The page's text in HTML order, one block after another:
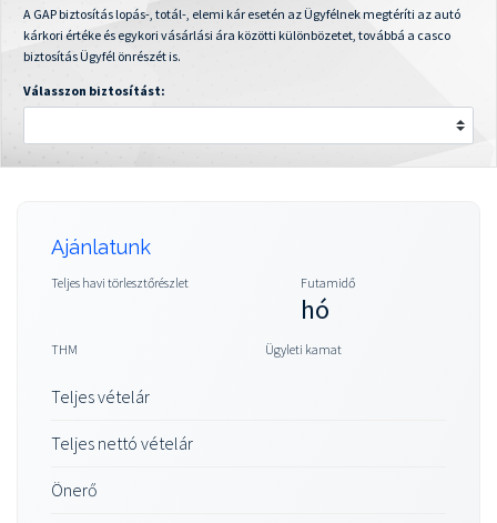
A GAP biztosítás lopás-, totál-, elemi kár esetén az Ügyfélnek megtéríti az autó
kárkori értéke és egykori vásárlási ára közötti különbözetet, továbbá a casco
biztosítás Ügyfél önrészét is.
Válasszon biztosítást:
Ajánlatunk
Teljes havi törlesztőrészlet Futamidő
hó
THM Ügyleti kamat
Teljes vételár
Teljes nettó vételár
Önerő